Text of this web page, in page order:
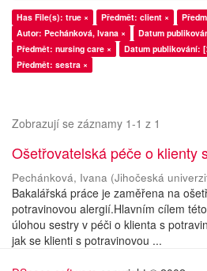
Has File(s): true × Předmět: client ×
Autor: Pechánková, Ivana ×
Datum
Předmět: nursing care ×
Datum publikování:
Předmět: sestra ×
Zobrazují se záznamy 1-1 z 1
Ošetřovatelská péče o klienty
Pechánková, Ivana (Jihočeská
Bakalářská práce je zaměřena na
potravinovou alergií.Hlavním cílem
úlohou sestry v péči o klienta s
jak se klienti s potravinovou ...